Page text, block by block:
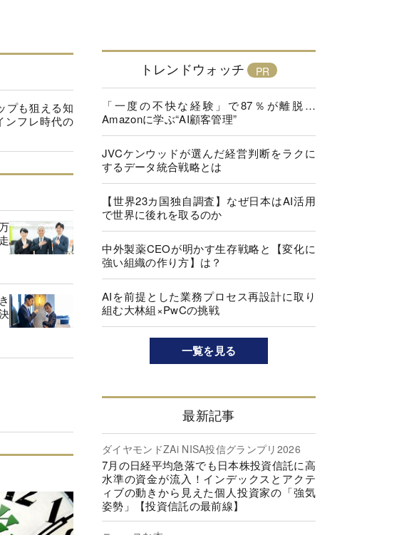
プも狙える知
ンフレ時代の
トレンドウォッチ
「一度の不快な経験」で87％が離脱…
Amazonに学ぶ“AI顧客管理”
JVCケンウッドが選んだ経営判断をラクに
するデータ統合戦略とは
【世界23カ国独自調査】なぜ日本はAI活用
で世界に後れを取るのか
中外製薬CEOが明かす生存戦略と【変化に
強い組織の作り方】は？
AIを前提とした業務プロセス再設計に取り
組む大林組×PwCの挑戦
一覧を見る
最新記事
ダイヤモンドZAi NISA投信グランプリ2026
7月の日経平均急落でも日本株投資信託に高
水準の資金が流入！インデックスとアクテ
ィブの動きから見えた個人投資家の「強気
姿勢」【投資信託の最前線】